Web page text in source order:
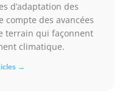
d’adaptation des
compte des avancées
terrain qui façonnent
climatique.
→